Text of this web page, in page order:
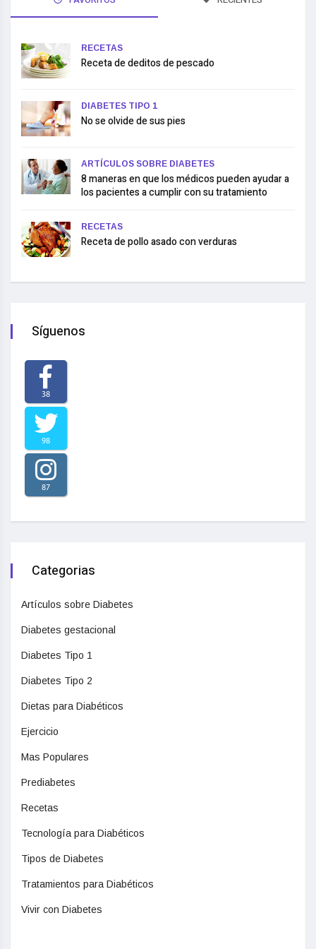
RECETAS
Receta de deditos de pescado
DIABETES TIPO 1
No se olvide de sus pies
ARTÍCULOS SOBRE DIABETES
8 maneras en que los médicos pueden ayudar a
los pacientes a cumplir con su tratamiento
RECETAS
Receta de pollo asado con verduras
Síguenos
38
98
87
Categorias
Artículos sobre Diabetes
Diabetes gestacional
Diabetes Tipo 1
Diabetes Tipo 2
Dietas para Diabéticos
Ejercicio
Mas Populares
Prediabetes
Recetas
Tecnología para Diabéticos
Tipos de Diabetes
Tratamientos para Diabéticos
Vivir con Diabetes